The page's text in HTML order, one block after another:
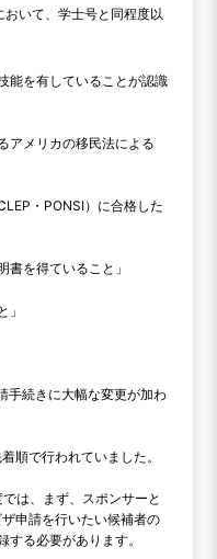
いて、学士号と同程度以
能を有していることが認識
アメリカの移民法による
・PONSI）に合格した
書を得ていること」
」
手続きに大幅な変更が加わ
順で行われていました。
は、まず、スポンサーと
申請を行いたい候補者の
る必要があります。